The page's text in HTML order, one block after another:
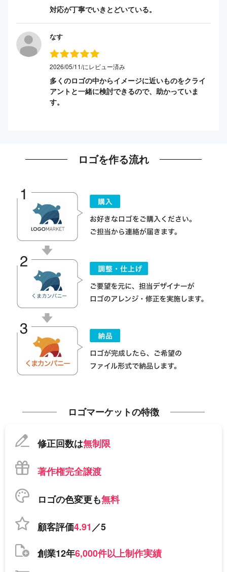
対応が丁寧でいきとどいている。
なす
2026/05/11/にレビュー済み
多くのロゴの中からイメージに近いものをクライ
アントと一緒に検討できるので、助かっていま
す。
ロゴを作る流れ
ロゴマーケットの特徴
修正回数は無制限
著作権完全譲渡
ロゴの色変更も無料
顧客評価4.91／5
創業12年6,000件以上制作実績